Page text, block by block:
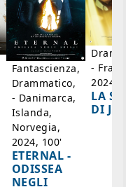
Fantascienza,
Drammatico,
- Danimarca,
Islanda,
Norvegia,
2024, 100'
ETERNAL -
ODISSEA
NEGLI
-
2024,
LA
DI